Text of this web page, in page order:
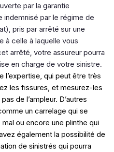
par la garantie
indemnisé par le régime de
pris par arrêté sur une
à celle à laquelle vous
arrêté, votre assureur pourra
en charge de votre sinistre.
l’expertise, qui peut être très
les fissures, et mesurez-les
de l’ampleur. D’autres
un carrelage qui se
ou encore une plinthe qui
également la possibilité de
de sinistrés qui pourra